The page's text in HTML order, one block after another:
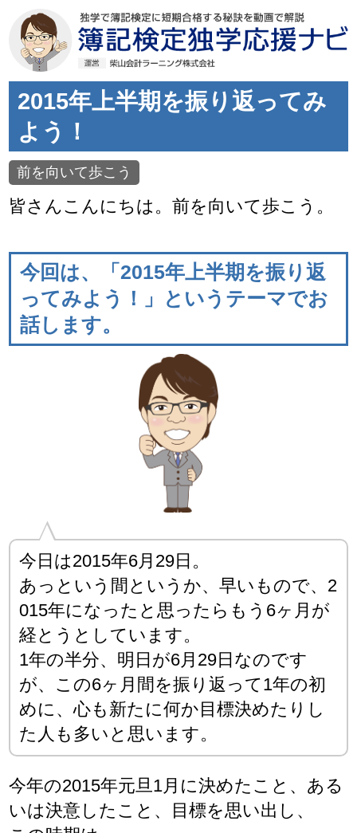
2015年上半期を振り返ってみ
よう！
前を向いて歩こう
皆さんこんにちは。前を向いて歩こう。
今回は、「2015年上半期を振り返
ってみよう！」というテーマでお
話します。
今日は2015年6月29日。
あっという間というか、早いもので、2
015年になったと思ったらもう6ヶ月が
経とうとしています。
1年の半分、明日が6月29日なのです
が、この6ヶ月間を振り返って1年の初
めに、心も新たに何か目標決めたりし
た人も多いと思います。
今年の2015年元旦1月に決めたこと、ある
いは決意したこと、目標を思い出し、